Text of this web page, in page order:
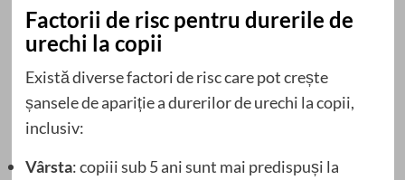
Factorii de risc pentru durerile de
urechi la copii
Există diverse factori de risc care pot crește
șansele de apariție a durerilor de urechi la copii,
inclusiv:
Vârsta: copiii sub 5 ani sunt mai predispuși la